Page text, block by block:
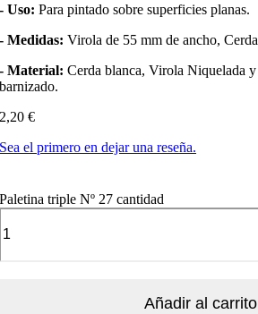
- Uso: Para pintado sobre superficies planas.
- Medidas: Virola de 55 mm de ancho,
- Material: Cerda blanca, Virola Niquelada
barnizado.
2,20€
Sea el primero en dejar una reseña.
Paletina triple Nº 27 cantidad
Añadir al carrito